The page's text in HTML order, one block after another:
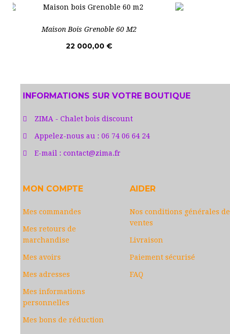
Maison Bois Grenoble 60 M2
22 000,00 €
INFORMATIONS SUR VOTRE BOUTIQUE
ZIMA - Chalet bois discount
Appelez-nous au : 06 74 06 64 24
E-mail : contact@zima.fr
MON COMPTE
Mes commandes
Mes retours de
marchandise
Mes avoirs
Mes adresses
Mes informations
personnelles
Mes bons de réduction
AIDER
Nos conditions générales de
ventes
Livraison
Paiement sécurisé
FAQ